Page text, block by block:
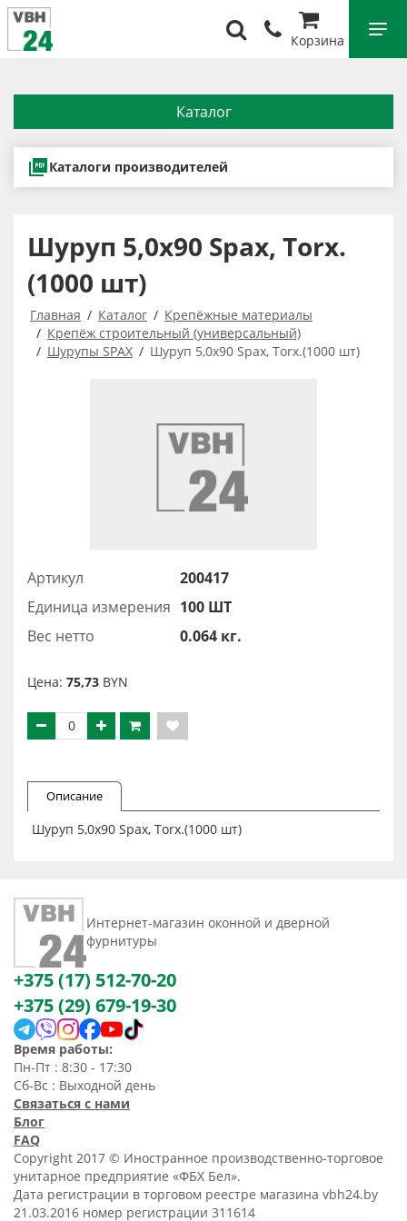
Корзина
Каталог
Каталоги производителей
Шуруп 5,0x90 Spax, Тorx.
(1000 шт)
Главная Каталог
Крепёжные материалы
Крепёж строительный (универсальный)
Шурупы SPAX
Шуруп 5,0x90 Spax, Тorx.(1000 шт)
Артикул
200417
Единица измерения 100 ШТ
Вес нетто
0.064 кг.
Цена: 75,73 BYN
Описание
Шуруп 5,0x90 Spax, Тorx.(1000 шт)
Интернет-магазин оконной и дверной
фурнитуры
+375 (17) 512-70-20
+375 (29) 679-19-30
Время работы:
Пн-Пт : 8:30 - 17:30
Сб-Вс : Выходной день
Связаться с нами
Блог
FAQ
Copyright 2017 © Иностранное производственно-торговое
унитарное предприятие «ФБХ Бел».
Дата регистрации в торговом реестре магазина vbh24.by
21.03.2016 номер регистрации 311614